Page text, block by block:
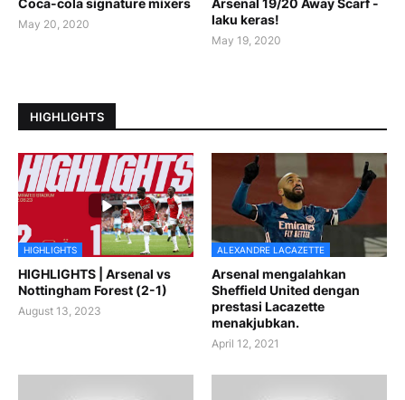
Coca-cola signature mixers
May 20, 2020
Arsenal 19/20 Away Scarf -
laku keras!
May 19, 2020
HIGHLIGHTS
HIGHLIGHTS
HIGHLIGHTS | Arsenal vs
Nottingham Forest (2-1)
August 13, 2023
ALEXANDRE LACAZETTE
Arsenal mengalahkan
Sheffield United dengan
prestasi Lacazette
menakjubkan.
April 12, 2021